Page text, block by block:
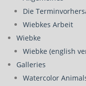
Die
Wiebkes Arbeit
Wiebke
Wiebke (english
Galleries
Watercolor